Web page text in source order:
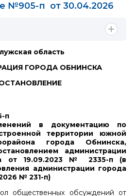
№905-п от 30.04.2026
область
ГОРОДА ОБНИНСКА
п
в документацию по
территории южной
города Обнинска,
администрации
от 19.09.2023 № 2335-п (в
администрации города
№ 231-п)
общественных обсуждений от